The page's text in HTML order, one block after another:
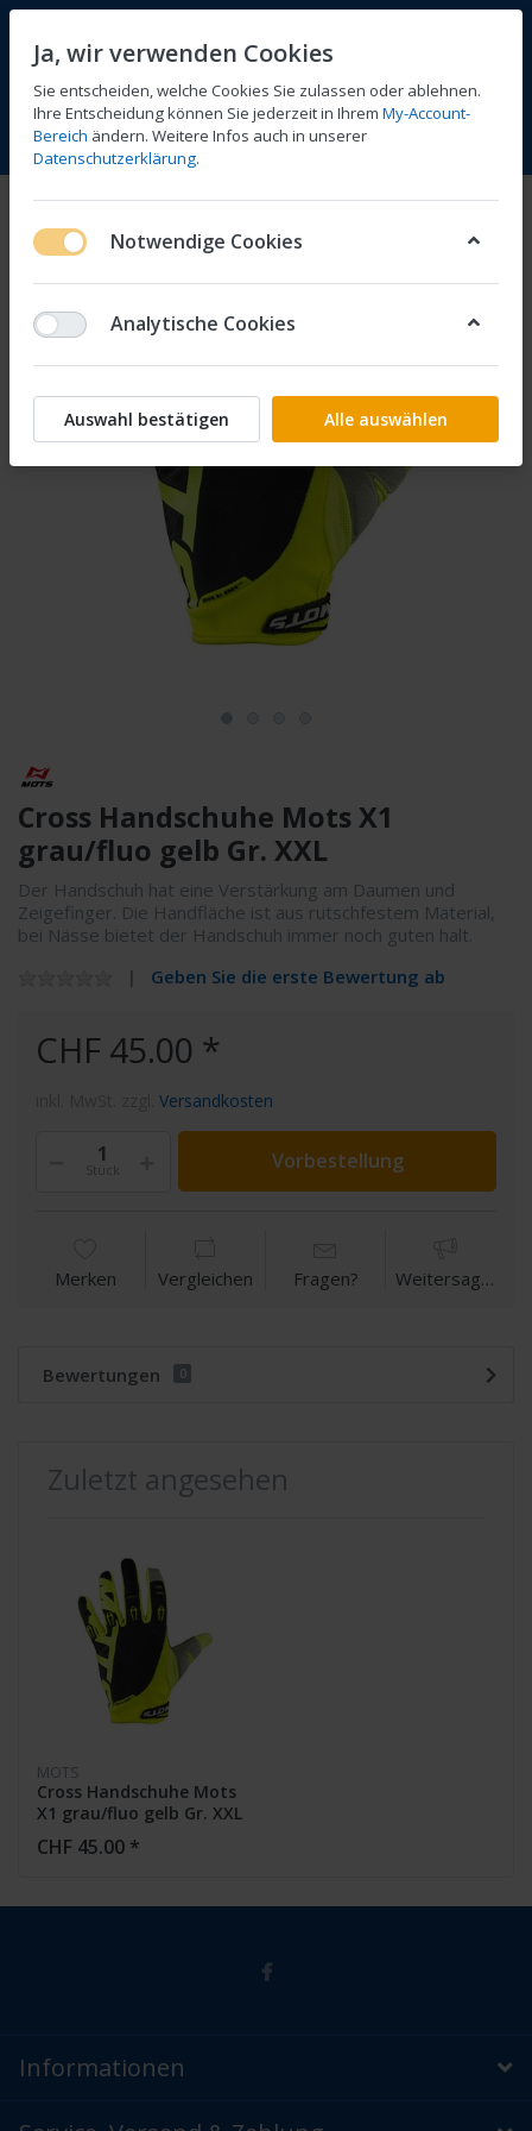
Menü Anmelden Vergleichen Wunschliste
Cross Handschuhe Mots X1
grau/fluo gelb Gr. XXL
Der Handschuh hat eine Verstärkung am Daumen und
Zeigefinger. Die Handfläche ist aus rutschfestem Material,
bei Nässe bietet der Handschuh immer noch guten halt.
Geben Sie die erste Bewertung ab
CHF 45.00 *
Versandkosten
Stück Vorbestellung
Merken Vergleichen Fragen? Weitersagen
Bewertungen 0
Zuletzt angesehen
MOTS
Cross Handschuhe Mots
X1 grau/fluo gelb Gr. XXL
CHF 45.00 *
Informationen
Ja, wir verwenden Cookies
Sie entscheiden, welche Cookies Sie zulassen oder ablehnen.
Ihre Entscheidung können Sie jederzeit in Ihrem My-Account-
Bereich ändern. Weitere Infos auch in unserer
Datenschutzerklärung.
Notwendige Cookies
Analytische Cookies
Auswahl bestätigen Alle auswählen